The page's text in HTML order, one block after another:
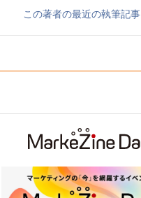
この著者の最近の執筆記事